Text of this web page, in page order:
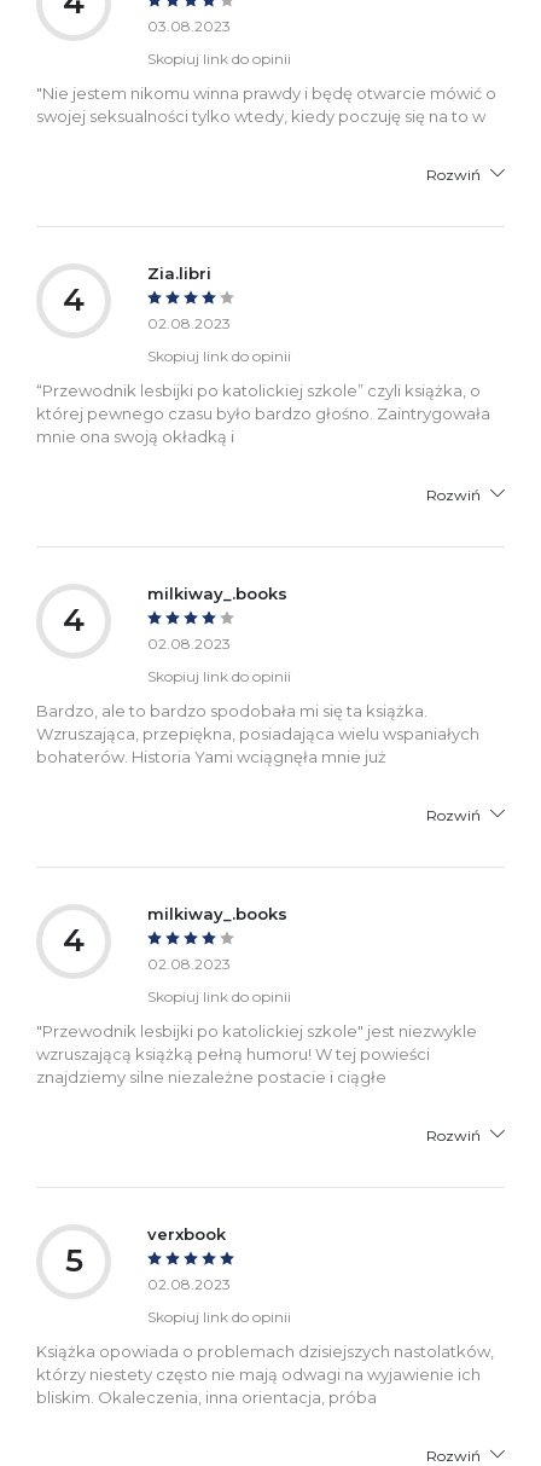
03.08.2023
Skopiuj link do opinii
"Nie jestem nikomu winna prawdy i będę otwarcie mówić o
swojej seksualności tylko wtedy, kiedy poczuję się na to w
Rozwiń
4
Zia.libri
02.08.2023
Skopiuj link do opinii
“Przewodnik lesbijki po katolickiej szkole” czyli książka, o
której pewnego czasu było bardzo głośno. Zaintrygowała
mnie ona swoją okładką i
Rozwiń
4
milkiway_.books
02.08.2023
Skopiuj link do opinii
Bardzo, ale to bardzo spodobała mi się ta książka.
Wzruszająca, przepiękna, posiadająca wielu wspaniałych
bohaterów. Historia Yami wciągnęła mnie już
Rozwiń
4
milkiway_.books
02.08.2023
Skopiuj link do opinii
"Przewodnik lesbijki po katolickiej szkole" jest niezwykle
wzruszającą książką pełną humoru! W tej powieści
znajdziemy silne niezależne postacie i ciągłe
Rozwiń
5
verxbook
02.08.2023
Skopiuj link do opinii
Książka opowiada o problemach dzisiejszych nastolatków,
którzy niestety często nie mają odwagi na wyjawienie ich
bliskim. Okaleczenia, inna orientacja, próba
Rozwiń